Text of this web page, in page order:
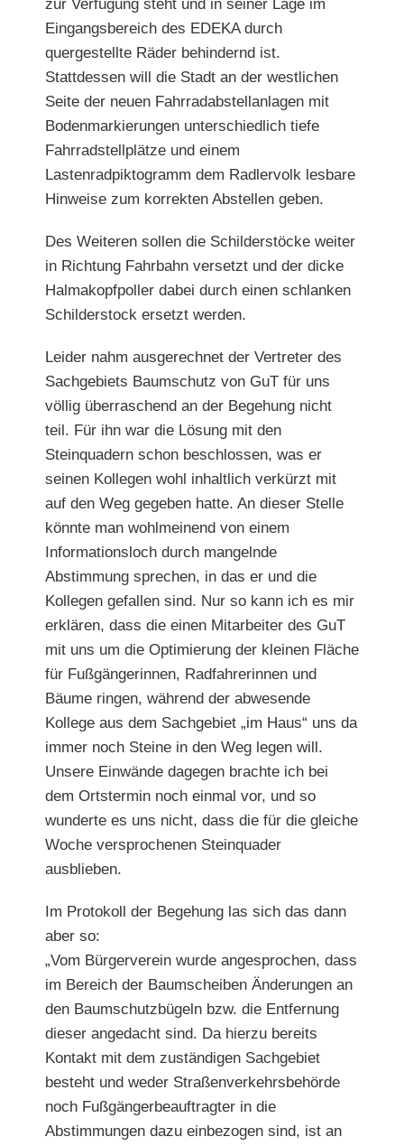
zur Verfügung steht und in seiner Lage im
Eingangsbereich des EDEKA durch
quergestellte Räder behindernd ist.
Stattdessen will die Stadt an der westlichen
Seite der neuen Fahrradabstellanlagen mit
Bodenmarkierungen unterschiedlich tiefe
Fahrradstellplätze und einem
Lastenradpiktogramm dem Radlervolk lesbare
Hinweise zum korrekten Abstellen geben.
Des Weiteren sollen die Schilderstöcke weiter
in Richtung Fahrbahn versetzt und der dicke
Halmakopfpoller dabei durch einen schlanken
Schilderstock ersetzt werden.
Leider nahm ausgerechnet der Vertreter des
Sachgebiets Baumschutz von GuT für uns
völlig überraschend an der Begehung nicht
teil. Für ihn war die Lösung mit den
Steinquadern schon beschlossen, was er
seinen Kollegen wohl inhaltlich verkürzt mit
auf den Weg gegeben hatte. An dieser Stelle
könnte man wohlmeinend von einem
Informationsloch durch mangelnde
Abstimmung sprechen, in das er und die
Kollegen gefallen sind. Nur so kann ich es mir
erklären, dass die einen Mitarbeiter des GuT
mit uns um die Optimierung der kleinen Fläche
für Fußgängerinnen, Radfahrerinnen und
Bäume ringen, während der abwesende
Kollege aus dem Sachgebiet „im Haus“ uns da
immer noch Steine in den Weg legen will.
Unsere Einwände dagegen brachte ich bei
dem Ortstermin noch einmal vor, und so
wunderte es uns nicht, dass die für die gleiche
Woche versprochenen Steinquader
ausblieben.
Im Protokoll der Begehung las sich das dann
aber so:
„Vom Bürgerverein wurde angesprochen, dass
im Bereich der Baumscheiben Änderungen an
den Baumschutzbügeln bzw. die Entfernung
dieser angedacht sind. Da hierzu bereits
Kontakt mit dem zuständigen Sachgebiet
besteht und weder Straßenverkehrsbehörde
noch Fußgängerbeauftragter in die
Abstimmungen dazu einbezogen sind, ist an